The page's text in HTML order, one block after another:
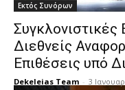
Εκτός Συνόρων
Διεθνείς
Επιθέσεις υπό
Dekeleias Team - 3